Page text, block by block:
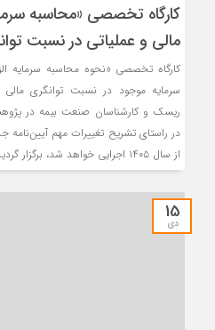
كارگاه تخصصی «محاسبه
مالی و عملیاتی در نسبت
کارگاه تخصصی «نحوه محاسبه سرمایه
سرمایه موجود در نسبت توانگری
ریسک و کارشناسان صنعت بیمه در
از سال ۱۴۰۵ اجرایی خواهد شد، برگزار گردید.
15
دی